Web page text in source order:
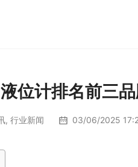
位计排名前三
, 行业新闻 03/06/2025